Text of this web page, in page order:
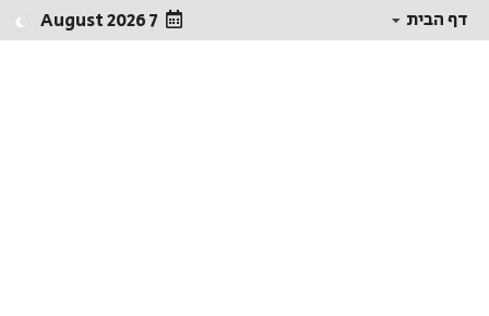
דף הבית 7 August 2026